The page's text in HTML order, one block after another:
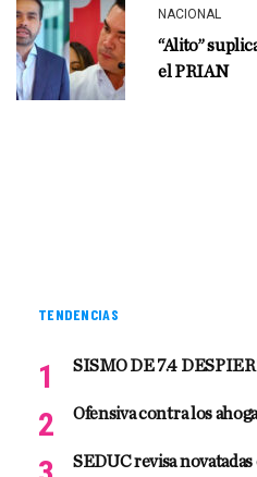
NACIONAL
“Alito”
el PRIAN
TENDENCIAS
SISMO DE 7.4
Ofensiva contra los
SEDUC revisa